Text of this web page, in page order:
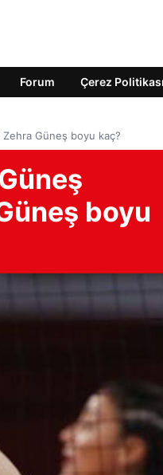
Forum Çerez Politikası
Güneş boyu kaç?
boyu